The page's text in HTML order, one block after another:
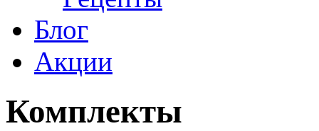
Блог
Акции
Комплекты